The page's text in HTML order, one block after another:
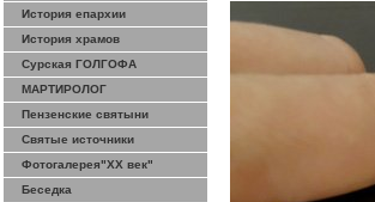
История епархии
История храмов
Сурская ГОЛГОФА
МАРТИРОЛОГ
Пензенские святыни
Святые источники
Фотогалерея"ХХ век"
Беседка